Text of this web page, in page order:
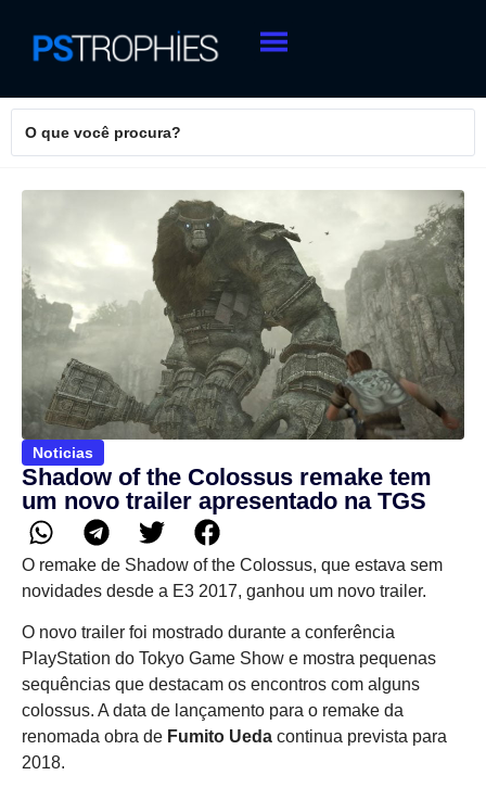
Noticias
Shadow of the Colossus remake tem
um novo trailer apresentado na TGS
O remake de Shadow of the Colossus, que estava sem
novidades desde a E3 2017, ganhou um novo trailer.
O novo trailer foi mostrado durante a conferência
PlayStation do Tokyo Game Show e mostra pequenas
sequências que destacam os encontros com alguns
colossus. A data de lançamento para o remake da
renomada obra de Fumito Ueda continua prevista para
2018.